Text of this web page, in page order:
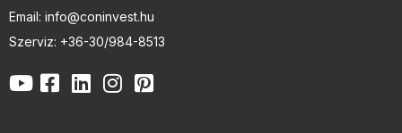
Email: info@coninvest.hu
Szerviz: +36-30/984-8513